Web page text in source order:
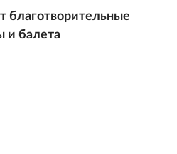
благотворительные
и балета